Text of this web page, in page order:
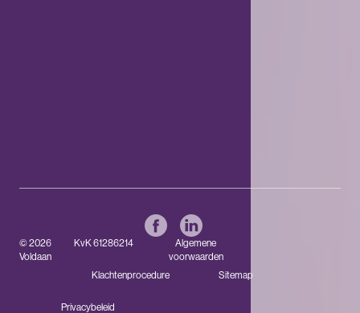
© 2026
Voldaan
KvK 61286214
Algemene
voorwaarden
Privacybeleid
Klachtenprocedure Sitemap